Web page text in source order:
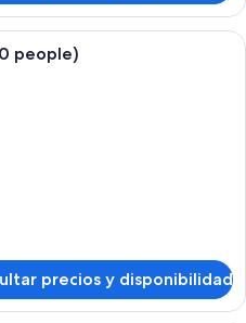
Villa Deluxe, 5 habitaciones (10
people)
precios y disponibilidad